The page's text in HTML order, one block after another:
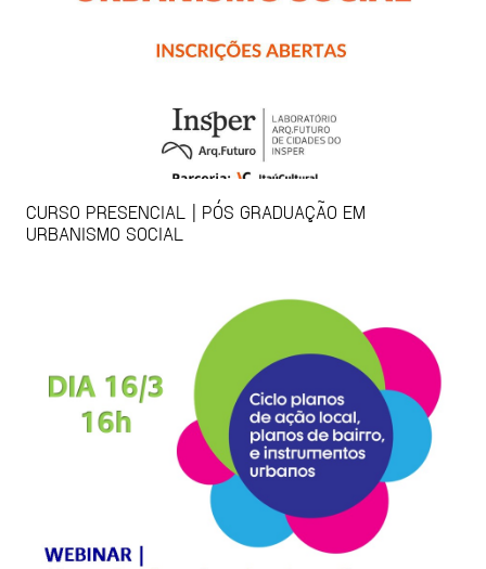
CURSO PRESENCIAL | PÓS GRADUAÇÃO EM
URBANISMO SOCIAL